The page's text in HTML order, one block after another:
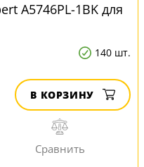
A5746PL-1BK для
140 шт.
В КОРЗИНУ